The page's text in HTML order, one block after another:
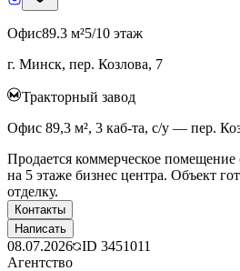
Офис89.3 м²5/10 этаж
г. Минск, пер. Козлова, 7
Тракторный завод
Офис 89,3 м², 3 каб-та, с/у — пер.
Продается коммерческое
на 5 этаже бизнес центра. Объект
отделку.
Контакты
Написать
08.07.2026 ID 3451011
Агентство